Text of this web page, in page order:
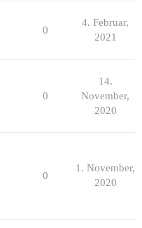
0
4. Februar,
2021
0
14.
November,
2020
0
1. November,
2020